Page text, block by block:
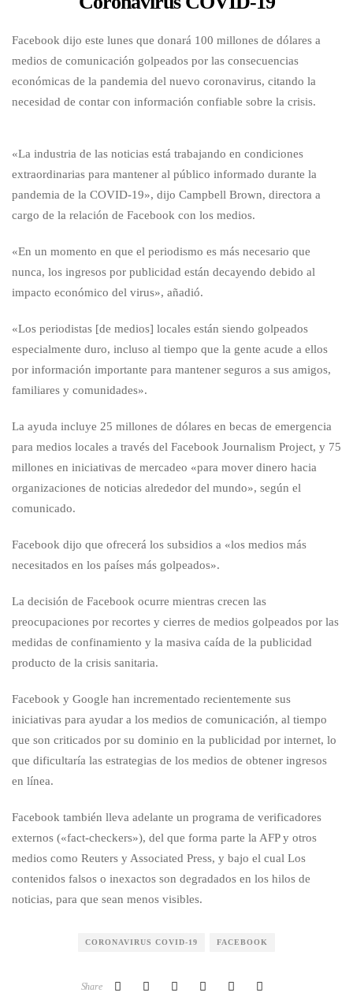
Facebook dijo este lunes que donará 100 millones de dólares a
medios de comunicación golpeados por las consecuencias
económicas de la pandemia del nuevo coronavirus, citando la
necesidad de contar con información confiable sobre la crisis.
«La industria de las noticias está trabajando en condiciones
extraordinarias para mantener al público informado durante la
pandemia de la COVID-19», dijo Campbell Brown, directora a
cargo de la relación de Facebook con los medios.
«En un momento en que el periodismo es más necesario que
nunca, los ingresos por publicidad están decayendo debido al
impacto económico del virus», añadió.
«Los periodistas [de medios] locales están siendo golpeados
especialmente duro, incluso al tiempo que la gente acude a ellos
por información importante para mantener seguros a sus amigos,
familiares y comunidades».
La ayuda incluye 25 millones de dólares en becas de emergencia
para medios locales a través del Facebook Journalism Project, y 75
millones en iniciativas de mercadeo «para mover dinero hacia
organizaciones de noticias alrededor del mundo», según el
comunicado.
Facebook dijo que ofrecerá los subsidios a «los medios más
necesitados en los países más golpeados».
La decisión de Facebook ocurre mientras crecen las
preocupaciones por recortes y cierres de medios golpeados por las
medidas de confinamiento y la masiva caída de la publicidad
producto de la crisis sanitaria.
Facebook y Google han incrementado recientemente sus
iniciativas para ayudar a los medios de comunicación, al tiempo
que son criticados por su dominio en la publicidad por internet, lo
que dificultaría las estrategias de los medios de obtener ingresos
en línea.
Facebook también lleva adelante un programa de verificadores
externos («fact-checkers»), del que forma parte la AFP y otros
medios como Reuters y Associated Press, y bajo el cual Los
contenidos falsos o inexactos son degradados en los hilos de
noticias, para que sean menos visibles.
CORONAVIRUS COVID-19 FACEBOOK
Share